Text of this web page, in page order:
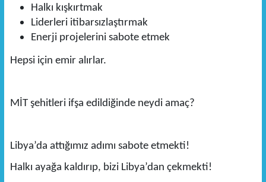
Halkı kışkırtmak
Liderleri itibarsızlaştırmak
Enerji projelerini sabote etmek
Hepsi için emir alırlar.
MİT şehitleri ifşa edildiğinde neydi amaç?
Libya’da attığımız adımı sabote etmekti!
Halkı ayağa kaldırıp, bizi Libya’dan çekmekti!